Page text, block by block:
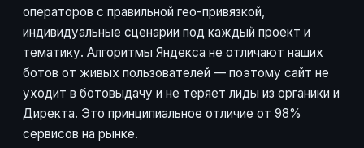
операторов с правильной гео-привязкой,
индивидуальные сценарии под каждый проект и
тематику. Алгоритмы Яндекса не отличают наших
ботов от живых пользователей — поэтому сайт не
уходит в ботовыдачу и не теряет лиды из органики и
Директа. Это принципиальное отличие от 98%
сервисов на рынке.